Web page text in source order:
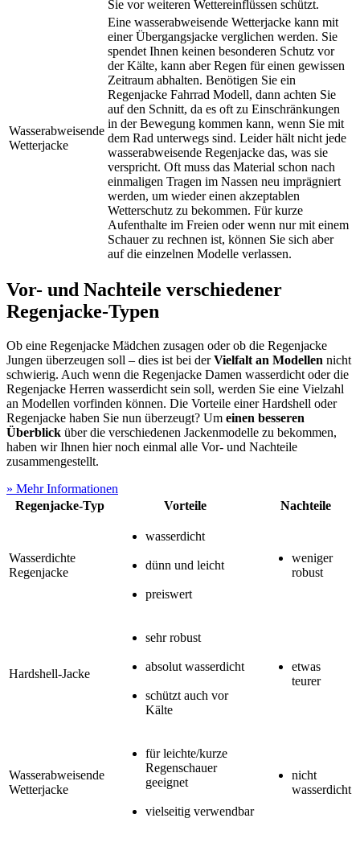
Sie vor weiteren Wettereinflüssen schützt.
Wasserabweisende
Wetterjacke
Eine wasserabweisende Wetterjacke kann mit
einer Übergangsjacke verglichen werden. Sie
spendet Ihnen keinen besonderen Schutz vor
der Kälte, kann aber Regen für einen gewissen
Zeitraum abhalten. Benötigen Sie ein
Regenjacke Fahrrad Modell, dann achten Sie
auf den Schnitt, da es oft zu Einschränkungen
in der Bewegung kommen kann, wenn Sie mit
dem Rad unterwegs sind. Leider hält nicht jede
wasserabweisende Regenjacke das, was sie
verspricht. Oft muss das Material schon nach
einmaligen Tragen im Nassen neu imprägniert
werden, um wieder einen akzeptablen
Wetterschutz zu bekommen. Für kurze
Aufenthalte im Freien oder wenn nur mit einem
Schauer zu rechnen ist, können Sie sich aber
auf die einzelnen Modelle verlassen.
Vor- und Nachteile verschiedener
Regenjacke-Typen
Ob eine Regenjacke Mädchen zusagen oder ob die Regenjacke
Jungen überzeugen soll – dies ist bei derVielfalt an Modellen nicht
schwierig. Auch wenn die Regenjacke Damen wasserdicht oder die
Regenjacke Herren wasserdicht sein soll, werden Sie eine Vielzahl
an Modellen vorfinden können. Die Vorteile einer Hardshell oder
Regenjacke haben Sie nun überzeugt? Um einen besseren
Überblick über die verschiedenen Jackenmodelle zu bekommen,
haben wir Ihnen hier noch einmal alle Vor- und Nachteile
zusammengestellt.
» Mehr Informationen
Regenjacke-Typ
Vorteile Nachteile
Wasserdichte
Regenjacke
wasserdicht
dünn und leicht
preiswert
weniger
robust
Hardshell-Jacke
sehr robust
absolut wasserdicht
schützt auch vor
Kälte
etwas
teurer
Wasserabweisende
Wetterjacke
für leichte/kurze
Regenschauer
geeignet
vielseitig verwendbar
nicht
wasserdicht